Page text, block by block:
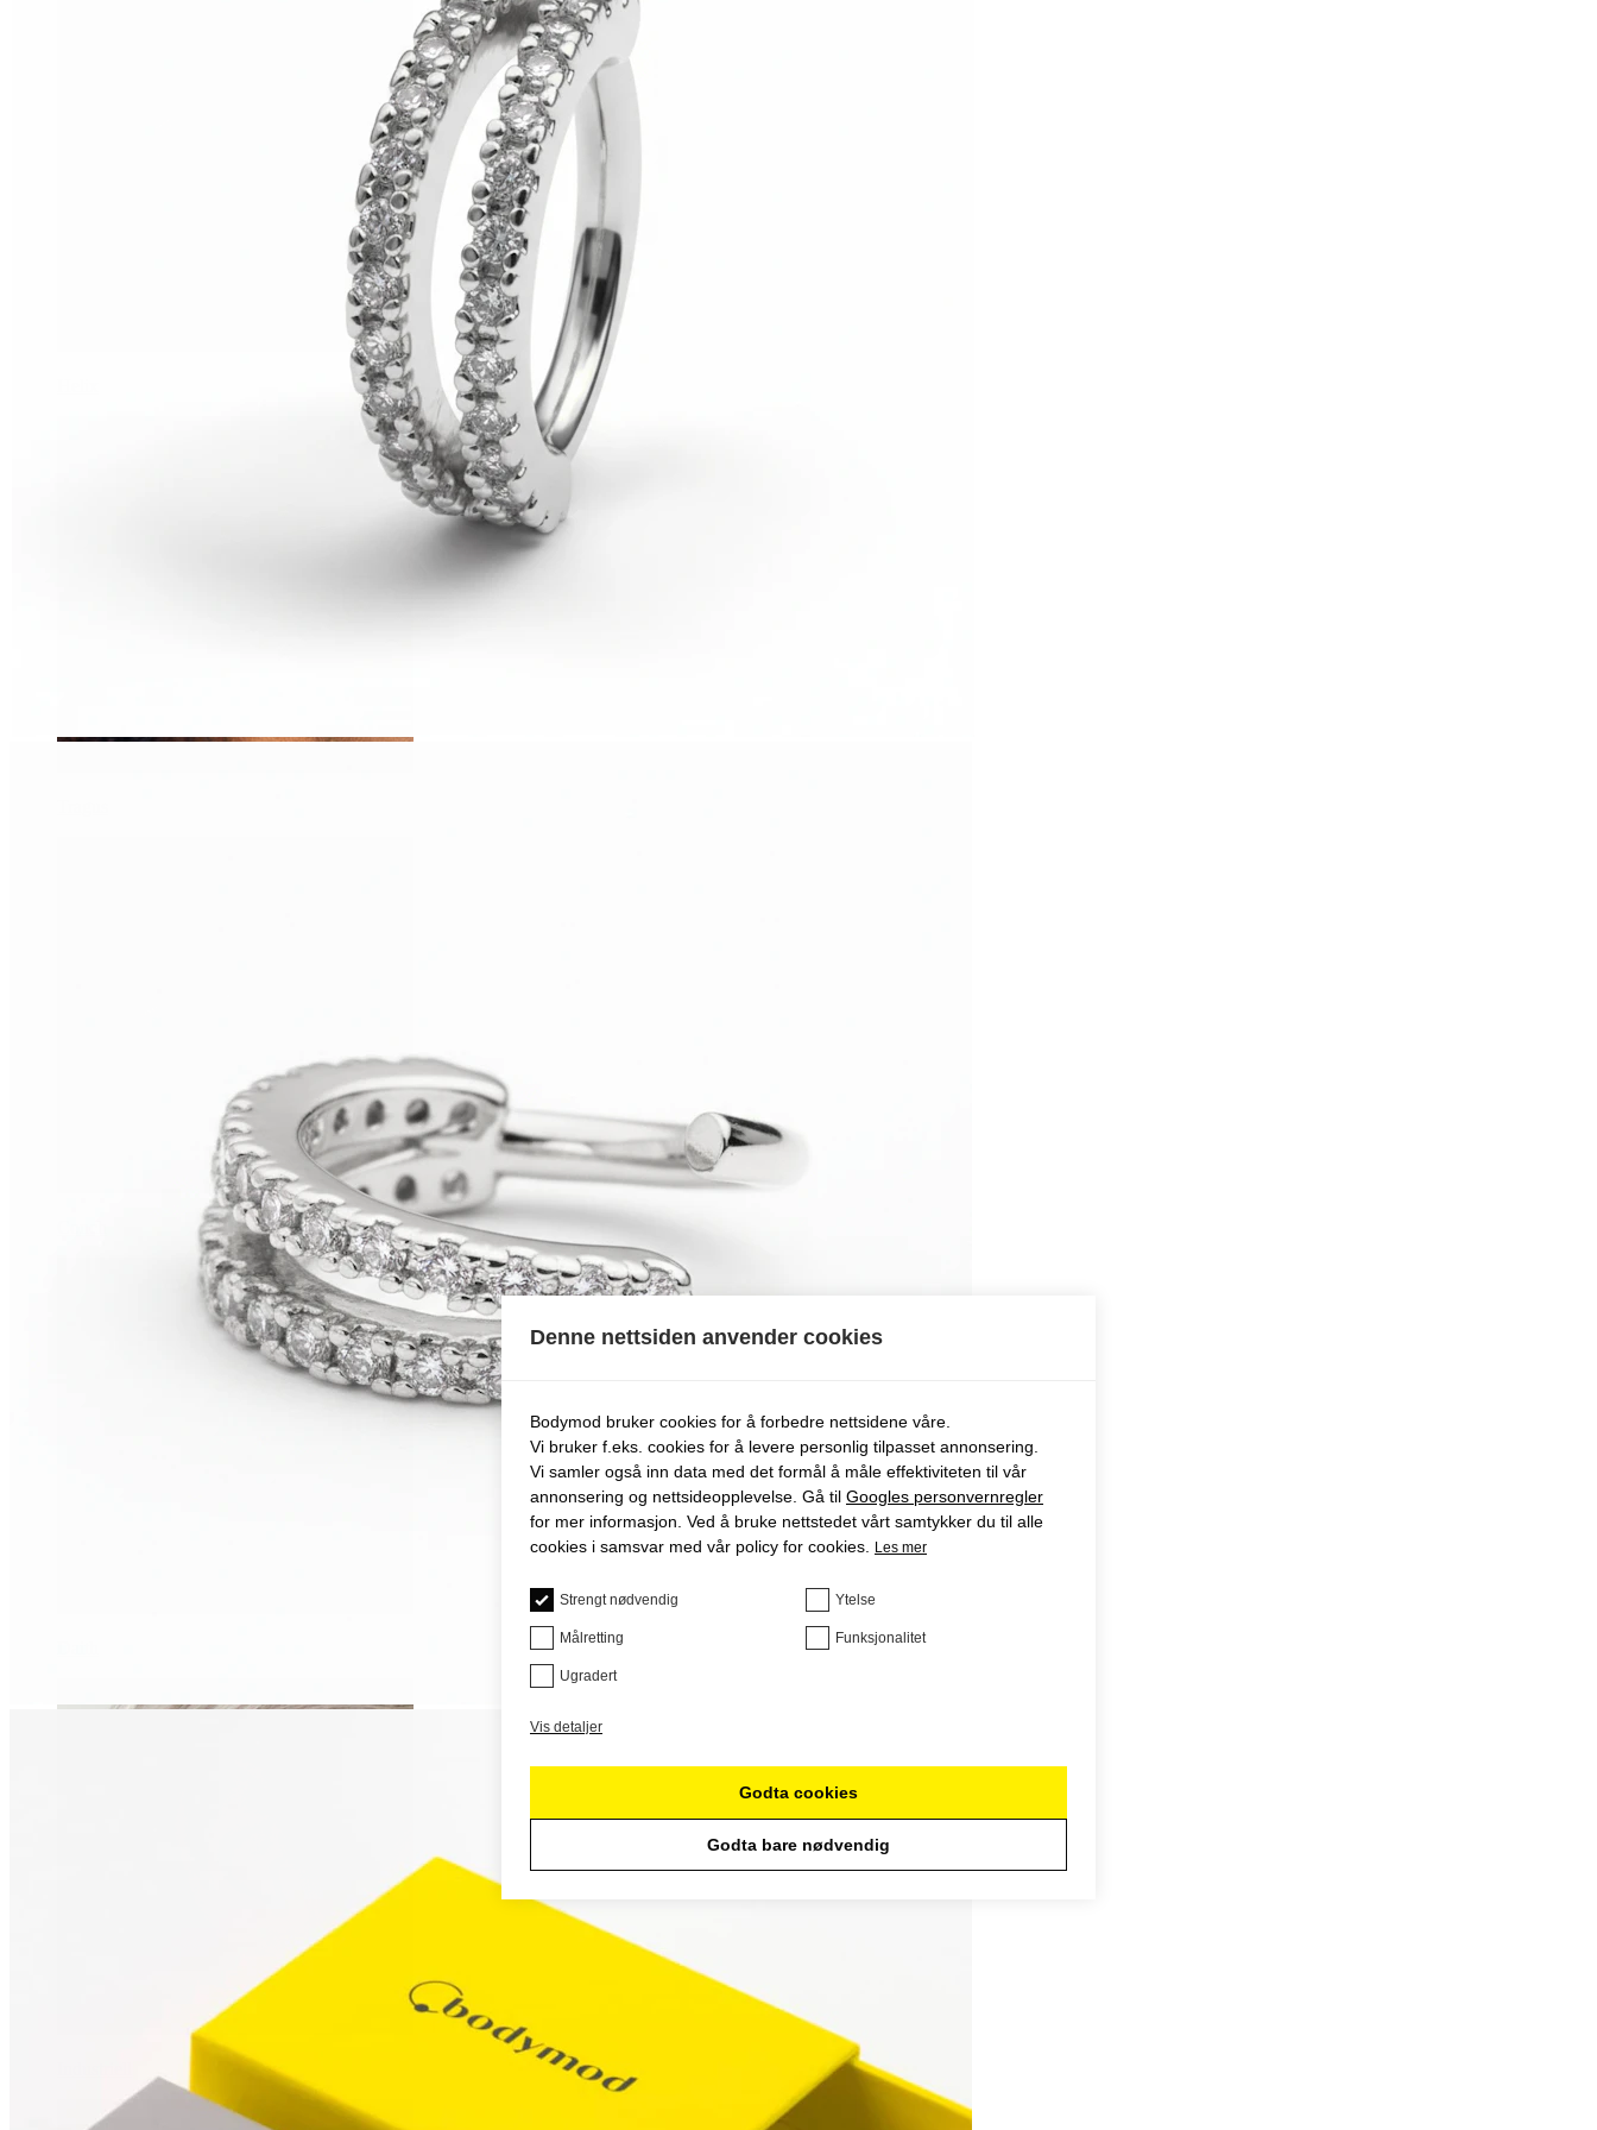
Denne nettsiden anvender cookies
Bodymod bruker cookies for å forbedre nettsidene våre.
Vi bruker f.eks. cookies for å levere personlig tilpasset annonsering.
Vi samler også inn data med det formål å måle effektiviteten til vår
annonsering og nettsideopplevelse. Gå til Googles personvernregler
for mer informasjon. Ved å bruke nettstedet vårt samtykker du til alle
cookies i samsvar med vår policy for cookies.
Les mer
Strengt nødvendig Ytelse
Målretting Funksjonalitet
Ugradert
Vis detaljer
Godta cookies
Godta bare nødvendig